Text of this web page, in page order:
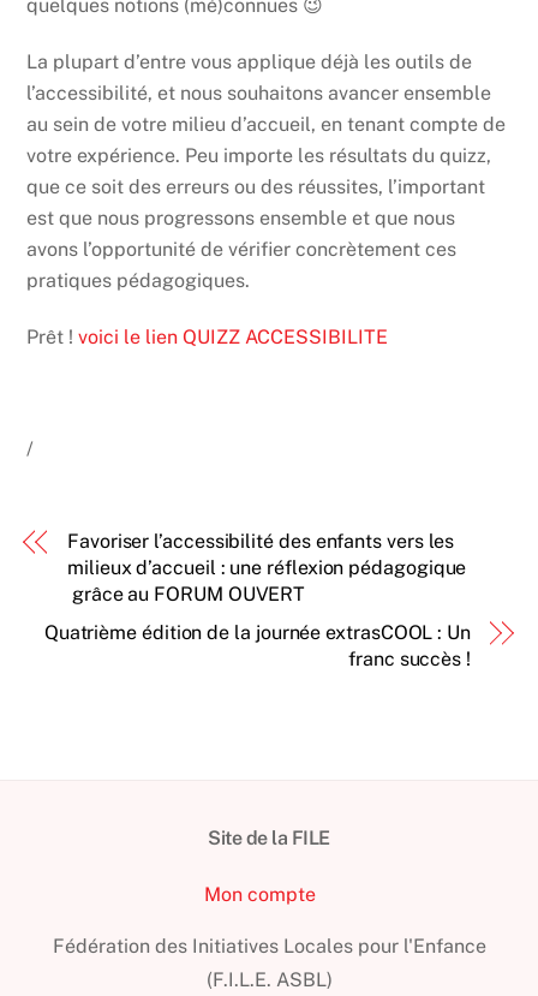
quelques notions (mé)connues 😉
La plupart d’entre vous applique déjà les outils de
l’accessibilité, et nous souhaitons avancer ensemble
au sein de votre milieu d’accueil, en tenant compte de
votre expérience. Peu importe les résultats du quizz,
que ce soit des erreurs ou des réussites, l’important
est que nous progressons ensemble et que nous
avons l’opportunité de vérifier concrètement ces
pratiques pédagogiques.
Prêt !voici le lien QUIZZ ACCESSIBILITE
/
Favoriser l’accessibilité des enfants vers les
milieux d’accueil : une réflexion pédagogique
grâce au FORUM OUVERT
Quatrième édition de la journée extrasCOOL : Un
franc succès !
Site de la FILE
Mon compte
Fédération des Initiatives Locales pour l'Enfance
(F.I.L.E. ASBL)